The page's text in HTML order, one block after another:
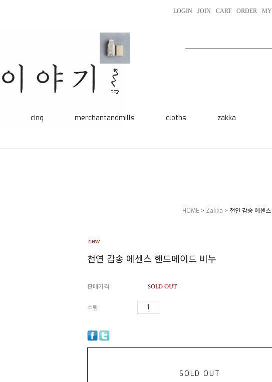
LOGIN JOIN CART ORDER
cinq merchantandmills cloths zakka
HOME > Zakka > 천연 감송 에센
천연 감송 에센스 핸드메이드 비누
판매가격
수량
SOLD OUT